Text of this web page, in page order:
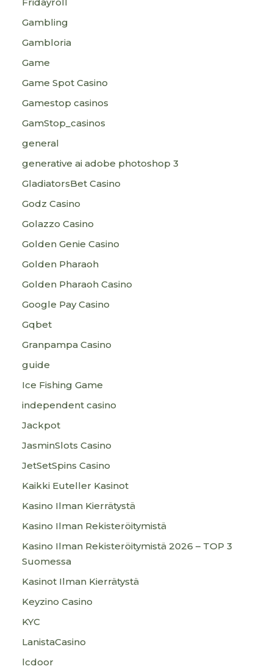
Gambling
Gambloria
Game
Game Spot Casino
Gamestop casinos
GamStop_casinos
general
generative ai adobe photoshop 3
GladiatorsBet Casino
Godz Casino
Golazzo Casino
Golden Genie Casino
Golden Pharaoh
Golden Pharaoh Casino
Google Pay Casino
Gqbet
Granpampa Casino
guide
Ice Fishing Game
independent casino
Jackpot
JasminSlots Casino
JetSetSpins Casino
Kaikki Euteller Kasinot
Kasino Ilman Kierrätystä
Kasino Ilman Rekisteröitymistä
Kasino Ilman Rekisteröitymistä 2026 – TOP 3
Suomessa
Kasinot Ilman Kierrätystä
Keyzino Casino
KYC
LanistaCasino
lcdoor